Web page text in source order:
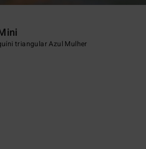
triangular Azul Mulher